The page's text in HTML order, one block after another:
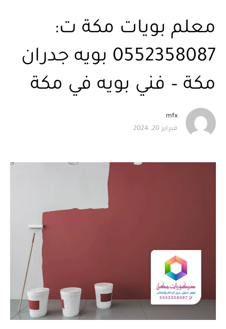
معلم بويات مكة ت:
0552358087 بويه جدران
مكة – فني بويه في مكة
mfx
فبراير 20, 2024